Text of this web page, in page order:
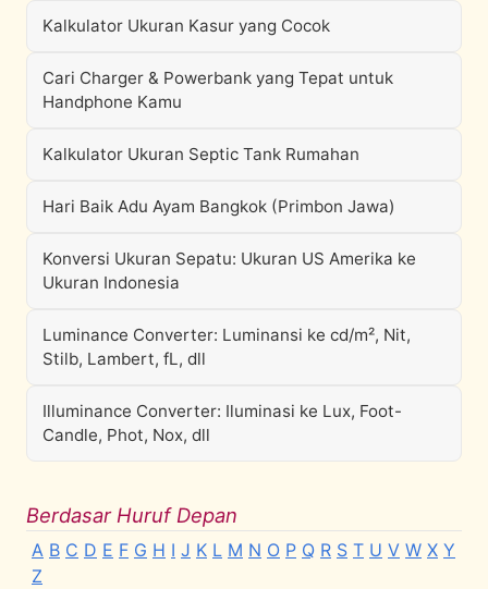
Kalkulator Ukuran Kasur yang Cocok
Cari Charger & Powerbank yang Tepat untuk
Handphone Kamu
Kalkulator Ukuran Septic Tank Rumahan
Hari Baik Adu Ayam Bangkok (Primbon Jawa)
Konversi Ukuran Sepatu: Ukuran US Amerika ke
Ukuran Indonesia
Luminance Converter: Luminansi ke cd/m², Nit,
Stilb, Lambert, fL, dll
Illuminance Converter: Iluminasi ke Lux, Foot-
Candle, Phot, Nox, dll
Berdasar Huruf Depan
A B C D E F G H I J K L M N O P Q R S T U V W X Y
Z